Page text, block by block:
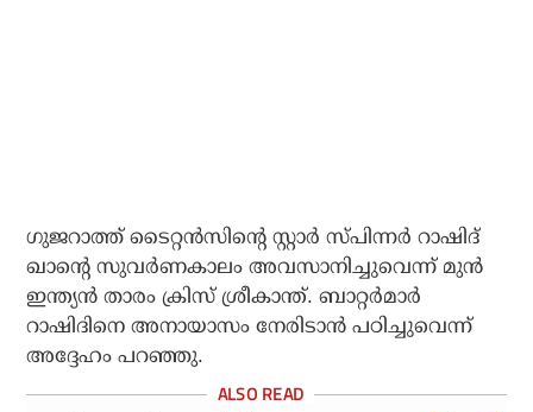
ഗുജറാത്ത് ടൈറ്റന്‍സിന്റെ സ്റ്റാര്‍ സ്പിന്നര്‍ റാഷിദ്
ഖാന്റെ സുവര്‍ണകാലം അവസാനിച്ചുവെന്ന് മുന്‍
ഇന്ത്യന്‍ താരം ക്രിസ് ശ്രീകാന്ത്. ബാറ്റര്‍മാര്‍
റാഷിദിനെ അനായാസം നേരിടാന്‍ പഠിച്ചുവെന്ന്
അദ്ദേഹം പറഞ്ഞു.